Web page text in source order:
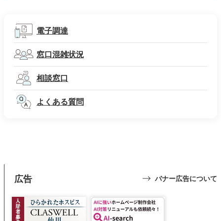
電子調達
窓口混雑状況
相談窓口
よくある質問
広告 バナー広告について